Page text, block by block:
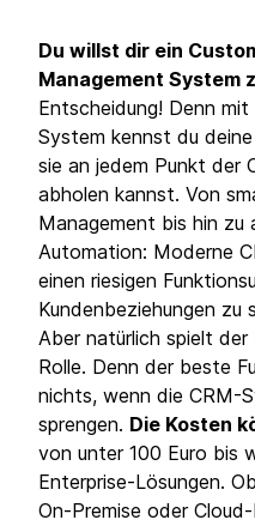
Du willst dir ein
Management System
Entscheidung! Denn
System kennst du
sie an jedem Punkt der
abholen kannst. Von
Management bis hin zu
Automation: Moderne
einen riesigen
Kundenbeziehungen zu
Aber natürlich spielt
Rolle. Denn der beste
nichts, wenn die CRM-
sprengen. Die Kosten
von unter 100 Euro bis
Enterprise-Lösungen.
On-Premise oder